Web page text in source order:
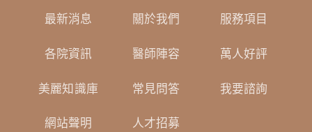
最新消息 關於我們 服務項目
各院資訊 醫師陣容 萬人好評
美麗知識庫 常見問答 我要諮詢
網站聲明 人才招募